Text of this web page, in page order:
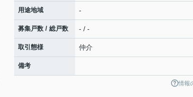
用途地域 -
募集戸数 / 総戸数 - / -
取引態様 仲介
備考
情報